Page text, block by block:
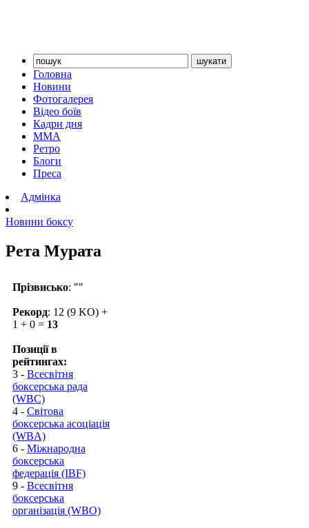
Головна
Новини
Фотогалерея
Відео боїв
Кадри дня
ММА
Ретро
Блоги
Преса
Адмінка
Новини боксу
Рета Мурата
Прізвисько: ""
Рекорд: 12 (9 KO) +
1 + 0 = 13
Позиції в
рейтингах:
3 - Всесвітня
боксерська рада
(WBC)
4 - Світова
боксерська асоціація
(WBA)
6 - Міжнародна
боксерська
федерація (IBF)
9 - Всесвітня
боксерська
організація (WBO)